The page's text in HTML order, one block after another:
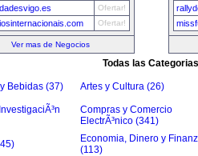
Ofertar!
Ofertar!
Ver mas de Negocios
Todas las Categorias
Bebidas (37) Artes y Cultura (26)
Compras y Comercio
ElectrÃ³nico (341)
Economia, Dinero y
(113)